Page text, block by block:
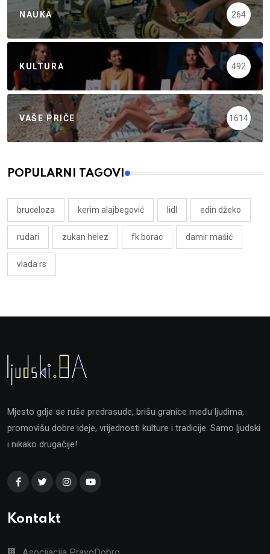
NAUKA 264
KULTURA 492
VAŠE PRIČE 1614
POPULARNI TAGOVI
bruceloza kerim alajbegović lidl edin džeko
rudari zukan helez fk borac damir mašić
vlada rs
Mjesto gdje se ruše predrasude, brišu granice među ljudima,
promovišu dobre ideje, vrijednosti kulture i tradicije. Samo ljudski
i nikako drugačije!
Kontakt